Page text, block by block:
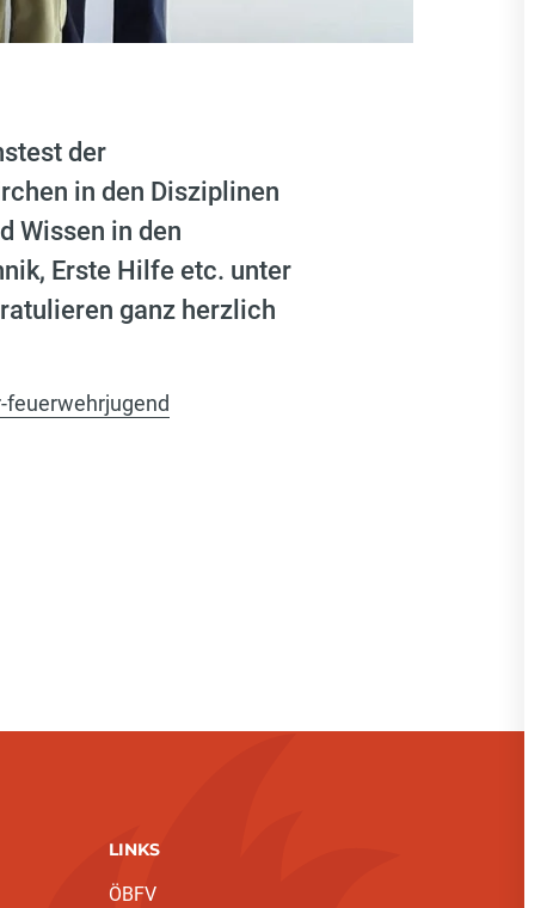
der
in den Disziplinen
Wissen in den
Erste Hilfe etc. unter
ganz herzlich
LINKS
ÖBFV